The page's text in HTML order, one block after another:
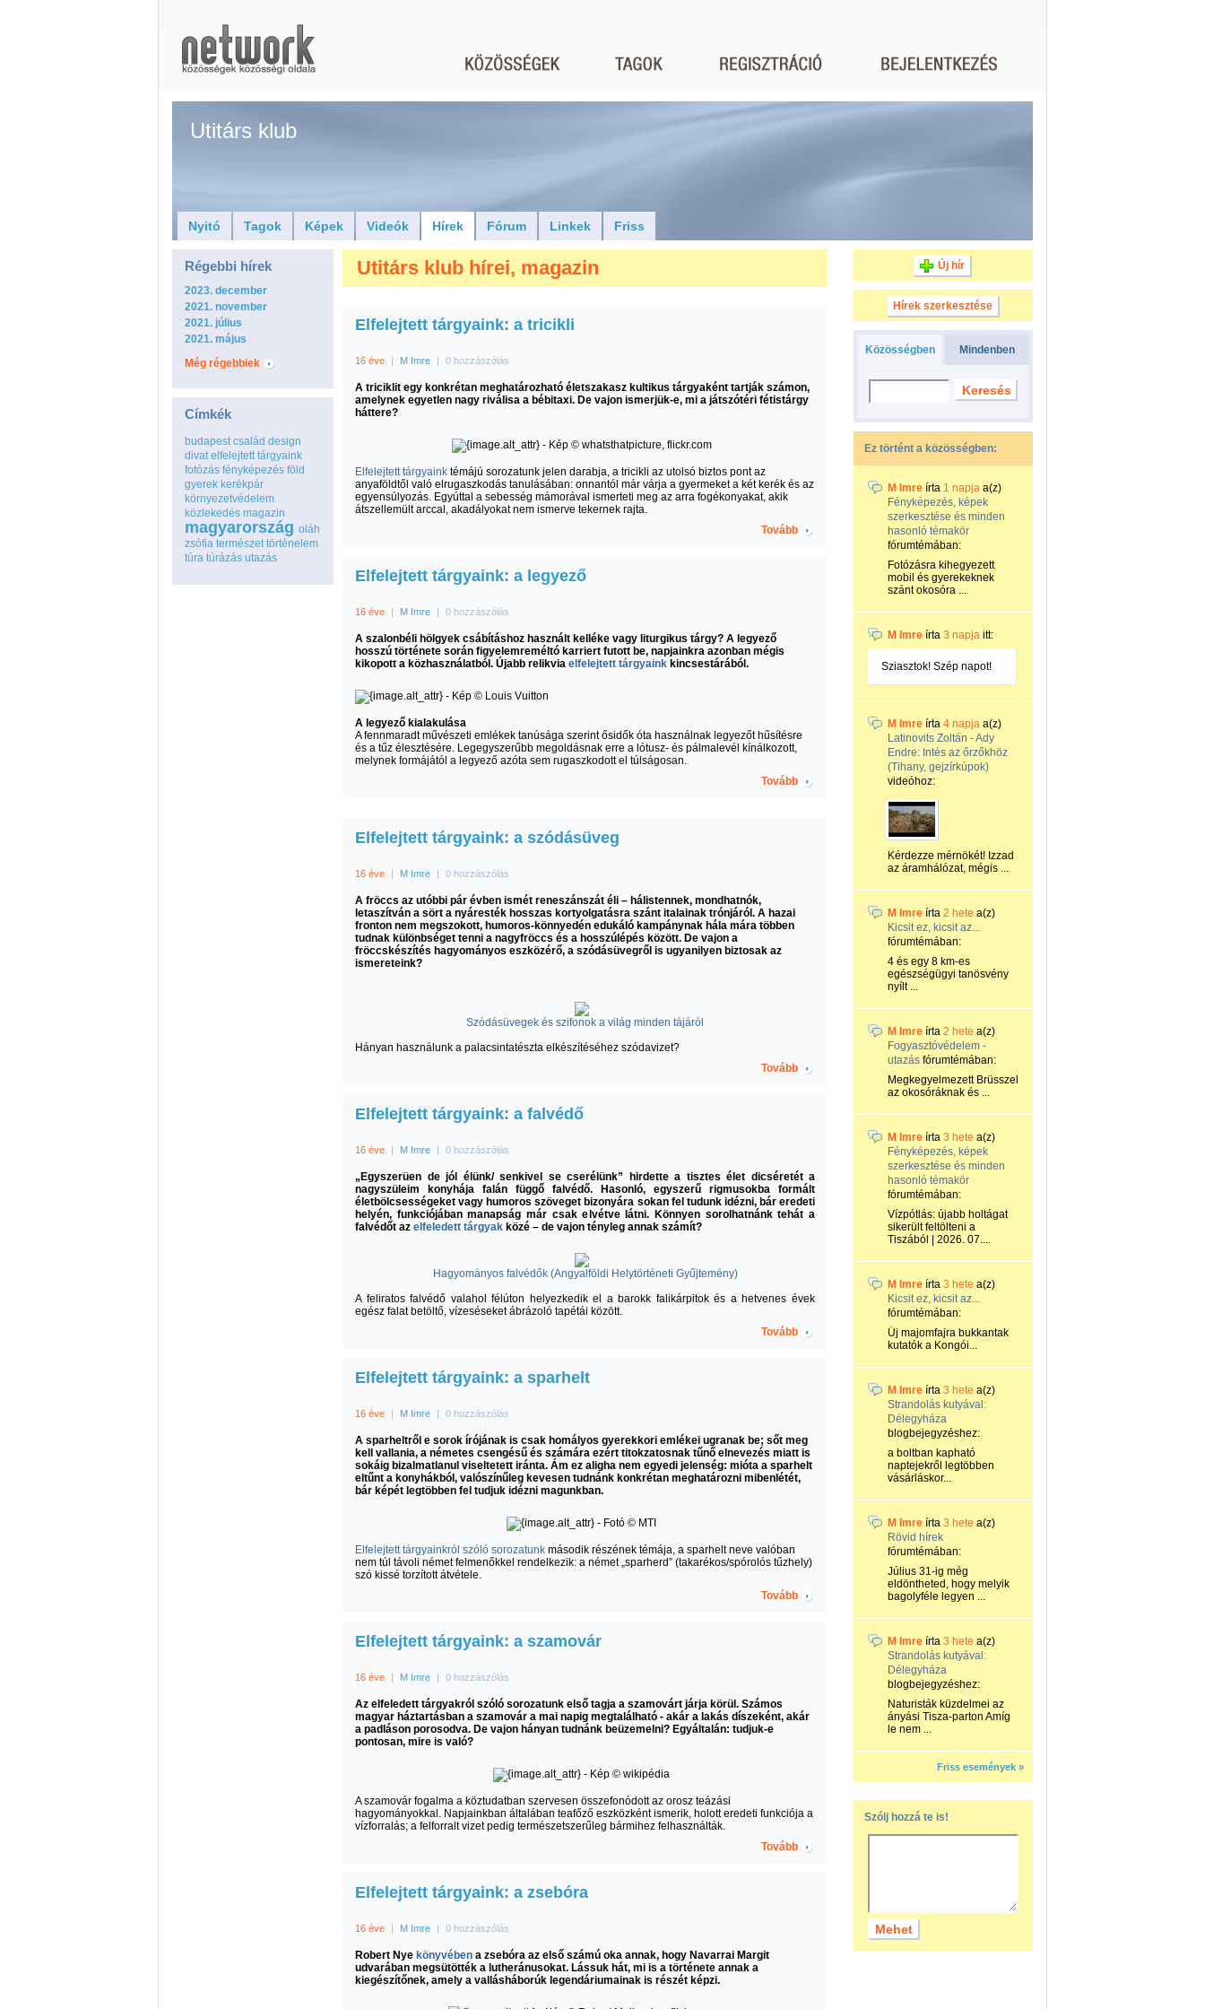
Utitárs klub
Nyitó Tagok Képek Videók Hírek Fórum Linkek Friss
Régebbi hírek
2023. december
2021. november
2021. július
2021. május
Még régebbiek
Címkék
budapest család design
divat elfelejtett tárgyaink
fotózás fényképezés föld
gyerek kerékpár
környezetvédelem
közlekedés magazin
magyarország oláh
zsófia természet történelem
túra túrázás utazás
Utitárs klub hírei, magazin
Elfelejtett tárgyaink: a tricikli
16 éve | M Imre | 0 hozzászólás
A triciklit egy konkrétan meghatározható életszakasz kultikus tárgyaként tartják számon,
amelynek egyetlen nagy riválisa a bébitaxi. De vajon ismerjük-e, mi a játszótéri fétistárgy
háttere?
Elfelejtett tárgyaink témájú sorozatunk jelen darabja, a tricikli az utolsó biztos pont az
anyaföldtől való elrugaszkodás tanulásában: onnantól már várja a gyermeket a két kerék és az
egyensúlyozás. Egyúttal a sebesség mámorával ismerteti meg az arra fogékonyakat, akik
átszellemült arccal, akadályokat nem ismerve tekernek rajta.
Tovább
Elfelejtett tárgyaink: a legyező
16 éve | M Imre | 0 hozzászólás
A szalonbéli hölgyek csábításhoz használt kelléke vagy liturgikus tárgy? A legyező
hosszú története során figyelemreméltó karriert futott be, napjainkra azonban mégis
kikopott a közhasználatból. Újabb relikvia elfelejtett tárgyaink kincsestárából.
A legyező kialakulása
A fennmaradt művészeti emlékek tanúsága szerint ősidők óta használnak legyezőt hűsítésre
és a tűz élesztésére. Legegyszerűbb megoldásnak erre a lótusz- és pálmalevél kínálkozott,
melynek formájától a legyező azóta sem rugaszkodott el túlságosan.
Tovább
Elfelejtett tárgyaink: a szódásüveg
16 éve | M Imre | 0 hozzászólás
A fröccs az utóbbi pár évben ismét reneszánszát éli – hálistennek, mondhatnók,
letaszítván a sört a nyáresték hosszas kortyolgatásra szánt italainak trónjáról. A hazai
fronton nem megszokott, humoros-könnyedén edukáló kampánynak hála mára többen
tudnak különbséget tenni a nagyfröccs és a hosszúlépés között. De vajon a
fröccskészítés hagyományos eszközérő, a szódásüvegről is ugyanilyen biztosak az
ismereteink?
Szódásüvegek és szifonok a világ minden tájáról
Hányan használunk a palacsintatészta elkészítéséhez szódavizet?
Tovább
Elfelejtett tárgyaink: a falvédő
16 éve | M Imre | 0 hozzászólás
„Egyszerüen de jól élünk/ senkivel se cserélünk” hirdette a tisztes élet dicséretét a
nagyszüleim konyhája falán függő falvédő. Hasonló, egyszerű rigmusokba formált
életbölcsességeket vagy humoros szöveget bizonyára sokan fel tudunk idézni, bár eredeti
helyén, funkciójában manapság már csak elvétve látni. Könnyen sorolhatnánk tehát a
falvédőt az elfeledett tárgyak közé – de vajon tényleg annak számít?
Hagyományos falvédők (Angyalföldi Helytörténeti Gyűjtemény)
A feliratos falvédő valahol félúton helyezkedik el a barokk falikárpitok és a hetvenes évek
egész falat betöltő, vízeséseket ábrázoló tapétái között.
Tovább
Elfelejtett tárgyaink: a sparhelt
16 éve | M Imre | 0 hozzászólás
A sparheltről e sorok írójának is csak homályos gyerekkori emlékei ugranak be; sőt meg
kell vallania, a németes csengésű és számára ezért titokzatosnak tűnő elnevezés miatt is
sokáig bizalmatlanul viseltetett iránta. Ám ez aligha nem egyedi jelenség: mióta a sparhelt
eltűnt a konyhákból, valószínűleg kevesen tudnánk konkrétan meghatározni mibenlétét,
bár képét legtöbben fel tudjuk idézni magunkban.
Elfelejtett tárgyainkról szóló sorozatunk második részének témája, a sparhelt neve valóban
nem túl távoli német felmenőkkel rendelkezik: a német „sparherd” (takarékos/spórolós tűzhely)
szó kissé torzított átvétele.
Tovább
Elfelejtett tárgyaink: a szamovár
16 éve | M Imre | 0 hozzászólás
Az elfeledett tárgyakról szóló sorozatunk első tagja a szamovárt járja körül. Számos
magyar háztartásban a szamovár a mai napig megtalálható - akár a lakás díszeként, akár
a padláson porosodva. De vajon hányan tudnánk beüzemelni? Egyáltalán: tudjuk-e
pontosan, mire is való?
A szamovár fogalma a köztudatban szervesen összefonódott az orosz teázási
hagyományokkal. Napjainkban általában teafőző eszközként ismerik, holott eredeti funkciója a
vízforralás; a felforralt vizet pedig természetszerűleg bármihez felhasználták.
Tovább
Elfelejtett tárgyaink: a zsebóra
16 éve | M Imre | 0 hozzászólás
Robert Nye könyvében a zsebóra az első számú oka annak, hogy Navarrai Margit
udvarában megsütötték a lutheránusokat. Lássuk hát, mi is a története annak a
kiegészítőnek, amely a vallásháborúk legendáriumainak is részét képzi.
Új hír
Hírek szerkesztése
Közösségben Mindenben
Ez történt a közösségben:
M Imre írta 1 napja a(z)
Fényképezés, képek
szerkesztése és minden
hasonló témakör
fórumtémában:
Fotózásra kihegyezett
mobil és gyerekeknek
szánt okosóra ...
M Imre írta 3 napja itt:
Sziasztok! Szép napot!
M Imre írta 4 napja a(z)
Latinovits Zoltán - Ady
Endre: Intés az őrzőkhöz
(Tihany, gejzírkúpok)
videóhoz:
Kérdezze mérnökét! Izzad
az áramhálózat, mégis ...
M Imre írta 2 hete a(z)
Kicsit ez, kicsit az...
fórumtémában:
4 és egy 8 km-es
egészségügyi tanösvény
nyílt ...
M Imre írta 2 hete a(z)
Fogyasztóvédelem -
utazás fórumtémában:
Megkegyelmezett Brüsszel
az okosóráknak és ...
M Imre írta 3 hete a(z)
Fényképezés, képek
szerkesztése és minden
hasonló témakör
fórumtémában:
Vízpótlás: újabb holtágat
sikerült feltölteni a
Tiszából | 2026. 07....
M Imre írta 3 hete a(z)
Kicsit ez, kicsit az...
fórumtémában:
Új majomfajra bukkantak
kutatók a Kongói...
M Imre írta 3 hete a(z)
Strandolás kutyával:
Délegyháza
blogbejegyzéshez:
a boltban kapható
naptejekről legtöbben
vásárláskor...
M Imre írta 3 hete a(z)
Rövid hírek
fórumtémában:
Július 31-ig még
eldöntheted, hogy melyik
bagolyféle legyen ...
M Imre írta 3 hete a(z)
Strandolás kutyával:
Délegyháza
blogbejegyzéshez:
Naturisták küzdelmei az
ányási Tisza-parton Amíg
le nem ...
Friss események »
Szólj hozzá te is!